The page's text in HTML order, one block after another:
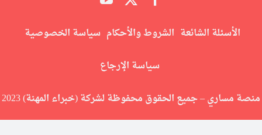
الأسئلة الشائعة الشروط والأحكام سياسة الخصوصية
سياسة الإرجاع
منصة مساري – جميع الحقوق محفوظة لشركة (خبراء المهنة) 2023